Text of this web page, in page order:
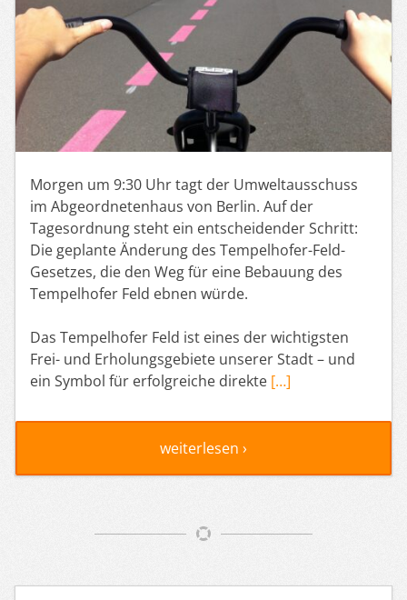
Morgen um 9:30 Uhr tagt der Umweltausschuss
im Abgeordnetenhaus von Berlin. Auf der
Tagesordnung steht ein entscheidender Schritt:
Die geplante Änderung des Tempelhofer-Feld-
Gesetzes, die den Weg für eine Bebauung des
Tempelhofer Feld ebnen würde.
Das Tempelhofer Feld ist eines der wichtigsten
Frei- und Erholungsgebiete unserer Stadt – und
ein Symbol für erfolgreiche direkte […]
weiterlesen ›